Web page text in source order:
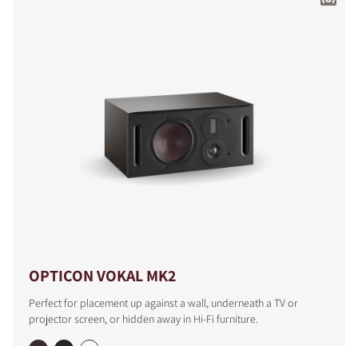
OPTICON VOKAL MK2
Perfect for placement up against a wall, underneath a TV or
projector screen, or hidden away in Hi-Fi furniture.